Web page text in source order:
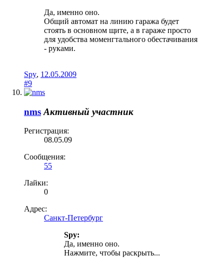
Да, именно оно.
Общий автомат на линию гаража будет
стоять в основном щите, а в гараже просто
для удобства моменгтального обестачивания
- руками.
Spy, 12.05.2009
#9
nms Активный участник
Регистрация:
08.05.09
Сообщения:
55
Лайки:
0
Адрес:
Санкт-Петербург
Spy:
Да, именно оно.
Нажмите, чтобы раскрыть...